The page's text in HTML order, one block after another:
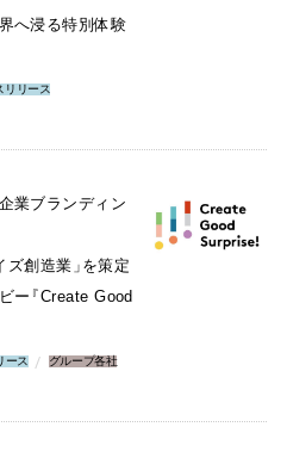
へ浸る特別体験
リリース
業ブランディン
ズ創造業 」を策定
ー『Create Good
ース グループ各社